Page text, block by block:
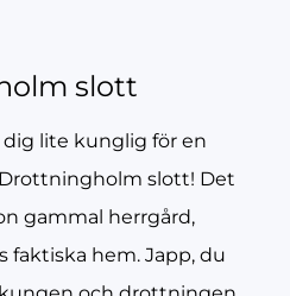
slott
lite kunglig för en
slott! Det
gammal herrgård,
faktiska hem. Japp, du